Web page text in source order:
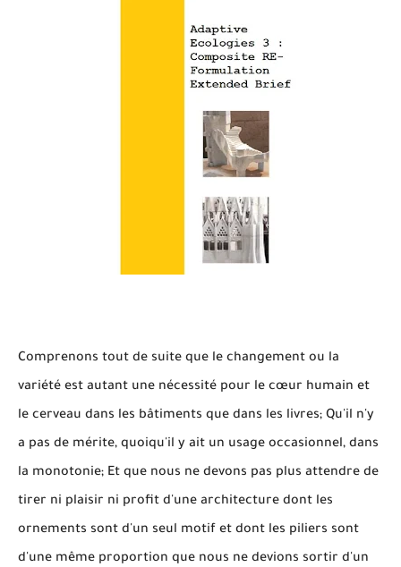
Comprenons tout de suite que le changement ou la
variété est autant une nécessité pour le cœur humain et
le cerveau dans les bâtiments que dans les livres; Qu'il n'y
a pas de mérite, quoiqu'il y ait un usage occasionnel, dans
la monotonie; Et que nous ne devons pas plus attendre de
tirer ni plaisir ni profit d'une architecture dont les
ornements sont d'un seul motif et dont les piliers sont
d'une même proportion que nous ne devions sortir d'un